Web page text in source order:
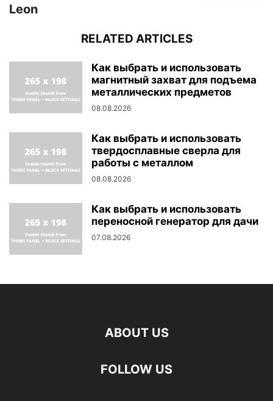
Leon
RELATED ARTICLES
Как выбрать и использовать
магнитный захват для подъема
металлических предметов
08.08.2026
Как выбрать и использовать
твердосплавные сверла для
работы с металлом
08.08.2026
Как выбрать и использовать
переносной генератор для дачи
07.08.2026
ABOUT US
FOLLOW US